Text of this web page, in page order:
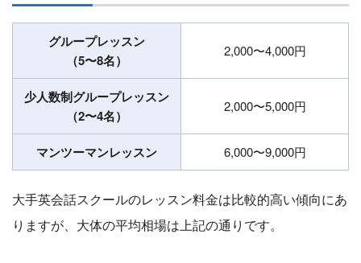
グループレッスン
（5〜8名）
2,000〜4,000円
少人数制グループレッスン
（2〜4名）
2,000〜5,000円
マンツーマンレッスン 6,000〜9,000円
大手英会話スクールのレッスン料金は比較的高い傾向にあ
りますが、大体の平均相場は上記の通りです。